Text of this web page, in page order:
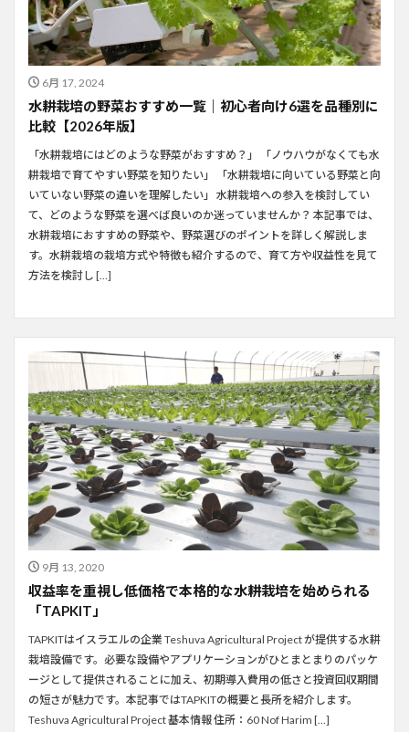
6月 17, 2024
水耕栽培の野菜おすすめ一覧｜初心者向け6選を品種別に
比較【2026年版】
「水耕栽培にはどのような野菜がおすすめ？」 「ノウハウがなくても水
耕栽培で育てやすい野菜を知りたい」 「水耕栽培に向いている野菜と向
いていない野菜の違いを理解したい」 水耕栽培への参入を検討してい
て、どのような野菜を選べば良いのか迷っていませんか？ 本記事では、
水耕栽培におすすめの野菜や、野菜選びのポイントを詳しく解説しま
す。水耕栽培の栽培方式や特徴も紹介するので、育て方や収益性を見て
方法を検討し […]
9月 13, 2020
収益率を重視し低価格で本格的な水耕栽培を始められる
「TAPKIT」
TAPKITはイスラエルの企業 Teshuva Agricultural Project が提供する水耕
栽培設備です。必要な設備やアプリケーションがひとまとまりのパッケ
ージとして提供されることに加え、初期導入費用の低さと投資回収期間
の短さが魅力です。本記事ではTAPKITの概要と長所を紹介します。
Teshuva Agricultural Project 基本情報 住所：60 Nof Harim […]